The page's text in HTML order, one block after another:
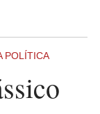
POLÍTICA